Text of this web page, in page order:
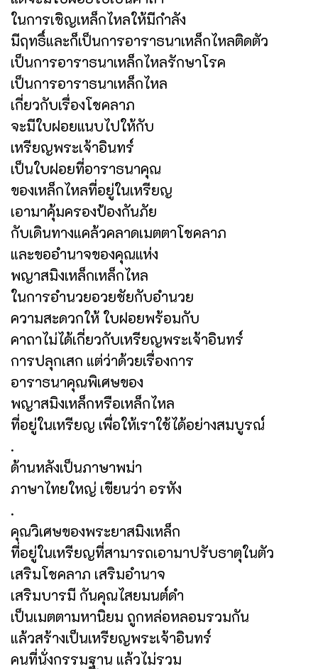
ในการเชิญเหล็กไหลให้มีกำลัง
มีฤทธิ์และก็เป็นการอาราธนาเหล็กไหลติดตัว
เป็นการอาราธนาเหล็กไหลรักษาโรค
เป็นการอาราธนาเหล็กไหล
เกี่ยวกับเรื่องโชคลาภ
จะมีใบฝอยแนบไปให้กับ
เหรียญพระเจ้าอินทร์
เป็นใบฝอยที่อาราธนาคุณ
ของเหล็กไหลที่อยู่ในเหรียญ
เอามาคุ้มครองป้องกันภัย
กับเดินทางแคล้วคลาดเมตตาโชคลาภ
และขออำนาจของคุณแห่ง
พญาสมิงเหล็กเหล็กไหล
ในการอำนวยอวยชัยกับอำนวย
ความสะดวกให้ ใบฝอยพร้อมกับ
คาถาไม่ได้เกี่ยวกับเหรียญพระเจ้าอินทร์
การปลุกเสก แต่ว่าด้วยเรื่องการ
อาราธนาคุณพิเศษของ
พญาสมิงเหล็กหรือเหล็กไหล
ที่อยู่ในเหรียญ เพื่อให้เราใช้ได้อย่างสมบูรณ์
.
ด้านหลังเป็นภาษาพม่า
ภาษาไทยใหญ่ เขียนว่า อรหัง
.
คุณวิเศษของพระยาสมิงเหล็ก
ที่อยู่ในเหรียญที่สามารถเอามาปรับธาตุในตัว
เสริมโชคลาภ เสริมอำนาจ
เสริมบารมี กันคุณไสยมนต์ดำ
เป็นเมตตามหานิยม ถูกหล่อหลอมรวมกัน
แล้วสร้างเป็นเหรียญพระเจ้าอินทร์
คนที่นั่งกรรมฐาน แล้วไม่รวม